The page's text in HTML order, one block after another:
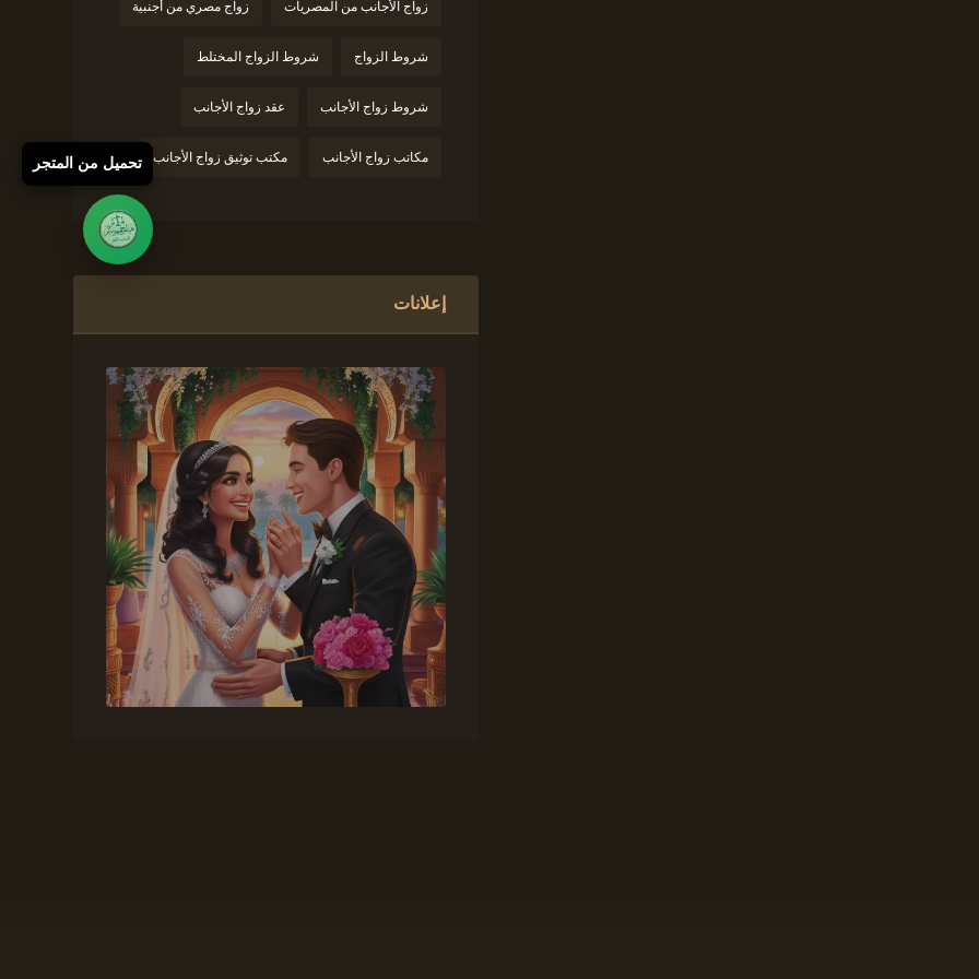
زواج الأجانب من المصريات زواج مصري من أجنبية
شروط الزواج شروط الزواج المختلط
شروط زواج الأجانب عقد زواج الأجانب
مكاتب زواج الأجانب مكتب توثيق زواج الأجانب
إعلانات
تحميل من المتجر